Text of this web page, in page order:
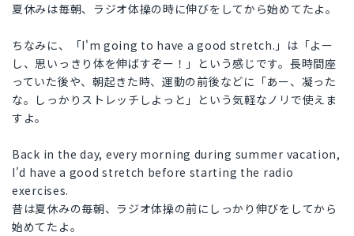
夏休みは毎朝、ラジオ体操の時に伸びをしてから始めてたよ。
ちなみに、「I'm going to have a good stretch.」は「よー
し、思いっきり体を伸ばすぞー！」という感じです。長時間座
っていた後や、朝起きた時、運動の前後などに「あー、凝った
な。しっかりストレッチしよっと」という気軽なノリで使えま
すよ。
Back in the day, every morning during summer vacation,
I'd have a good stretch before starting the radio
exercises.
昔は夏休みの毎朝、ラジオ体操の前にしっかり伸びをしてから
始めてたよ。